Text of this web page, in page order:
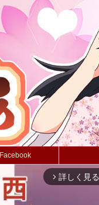
Facebook
arrow_forward_ios 詳しく見る